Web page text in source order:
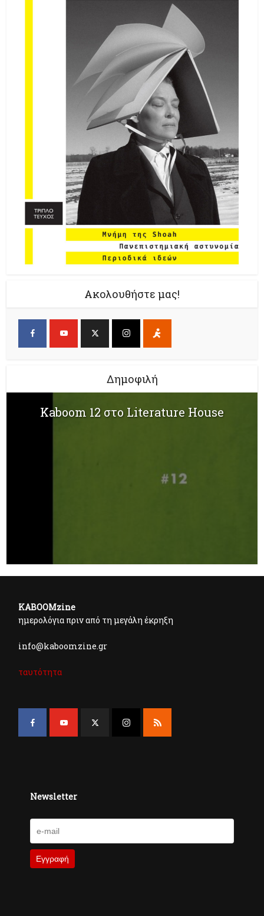
Ακολουθήστε μας!
Δημοφιλή
Kaboom 12 στο Literature House
KABOOMzine
ημερολόγια πριν από τη μεγάλη έκρηξη
info@kaboomzine.gr
ταυτότητα
Newsletter